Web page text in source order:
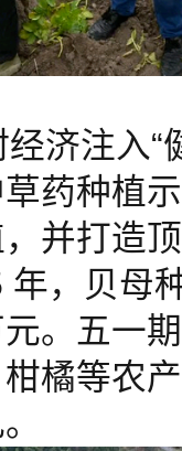
济注入“
药种植
并打造
年，贝母
。五一
橘等农